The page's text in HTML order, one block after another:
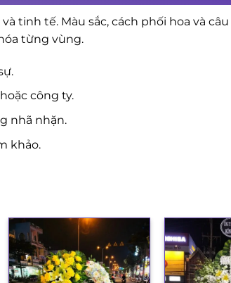
tinh tế. Màu sắc, cách phối hoa và
từng vùng.
công ty.
nhã nhặn.
khảo.